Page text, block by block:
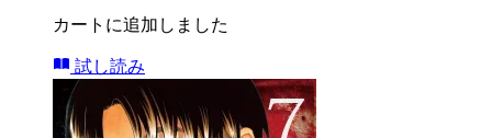
カートに追加しました
試し読み